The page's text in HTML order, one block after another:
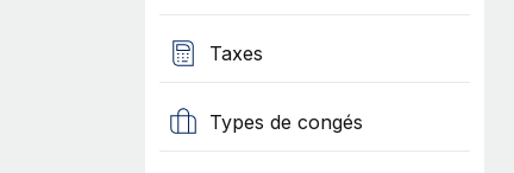
Taxes
Types de congés